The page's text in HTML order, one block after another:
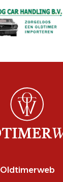
Oldtimerweb